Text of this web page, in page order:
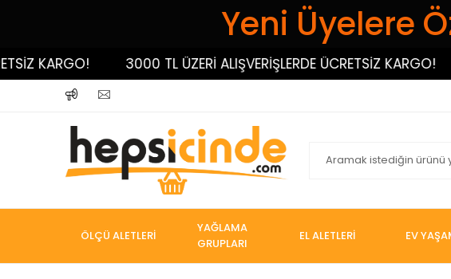
Yeni Üyelere
KARGO! 3000 TL ÜZERİ ALIŞVERİŞLERDE ÜCRETSİZ KARGO!
ÖLÇÜ ALETLERİ
YAĞLAMA
GRUPLARI
EL ALETLERİ EV